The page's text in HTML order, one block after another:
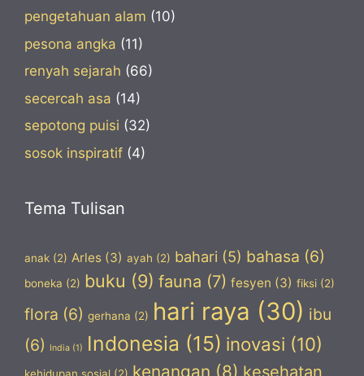
pengetahuan alam (10)
pesona angka (11)
renyah sejarah (66)
secercah asa (14)
sepotong puisi (32)
sosok inspiratif (4)
Tema Tulisan
anak (2) Arles (3) ayah (2) bahari (5) bahasa (6)
boneka (2) buku (9) fauna (7) fesyen (3) fiksi (2)
flora (6) gerhana (2) hari raya (30) ibu
(6)
India (1) Indonesia (15) inovasi (10)
kehidupan sosial (2) kenangan (8) kesehatan